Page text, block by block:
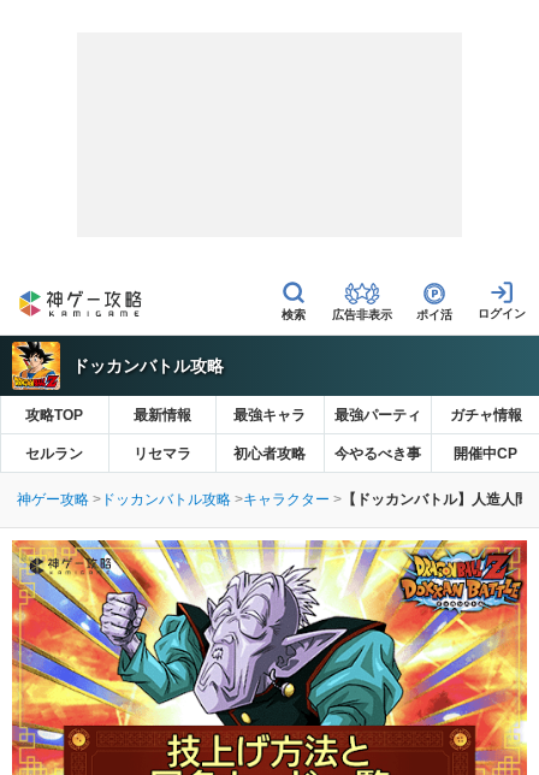
広告非表示 ポイ活
ドッカンバトル攻略
攻略TOP 最新情報 最強キャラ 最強パーティ ガチャ情報
セルラン リセマラ 初心者攻略 今やるべき事 開催中CP
神ゲー攻略 ドッカンバトル攻略 キャラクター 【ドッカンバトル】人造人